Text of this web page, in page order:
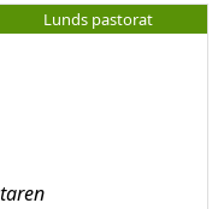
Lunds pastorat